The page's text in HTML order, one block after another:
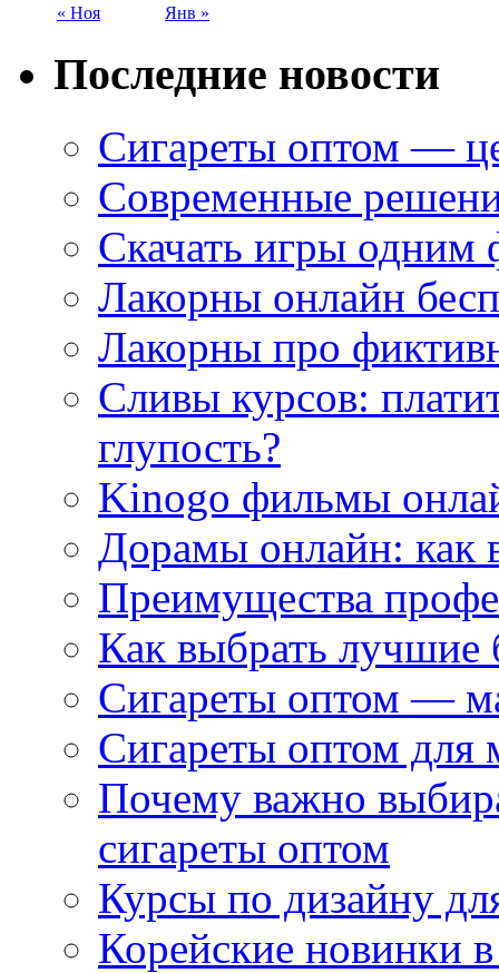
« Ноя Янв »
Последние новости
Сигареты оптом —
Современные
Скачать игры одним
Лакорны онлайн
Лакорны про
Сливы курсов:
глупость?
Kinogo фильмы
Дорамы онлайн: как
Преимущества
Как выбрать
Сигареты оптом —
Сигареты оптом для
Почему важно
сигареты оптом
Курсы по дизайну
Корейские новинки